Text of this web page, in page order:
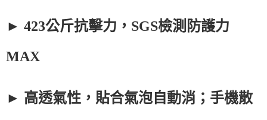
► 423公斤抗擊力，SGS檢測防護力
MAX
► 高透氣性，貼合氣泡自動消；手機散